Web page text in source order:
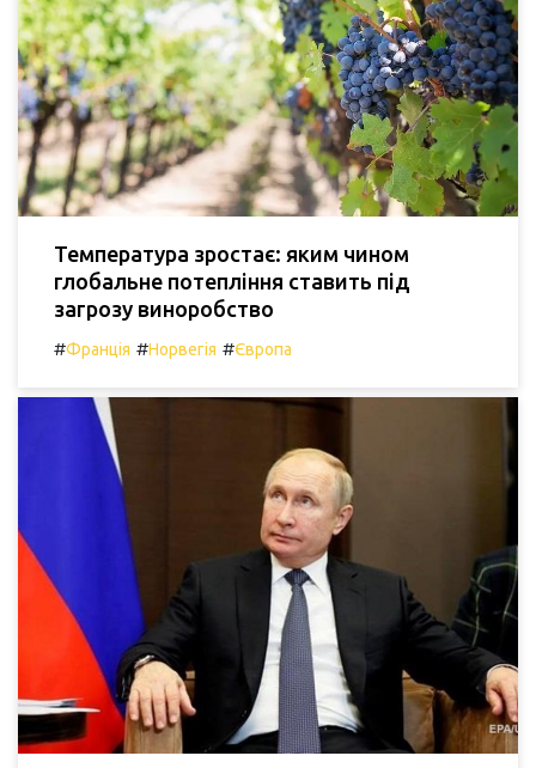
Температура зростає: яким чином
глобальне потепління ставить під
загрозу виноробство
#Франція #Норвегія #Європа